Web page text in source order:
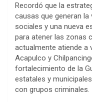
Recordó que la
causas que generan
sociales y una nueva
para atener las zonas
actualmente atiende a
Acapulco y
fortalecimiento de la
estatales y
con grupos criminales.